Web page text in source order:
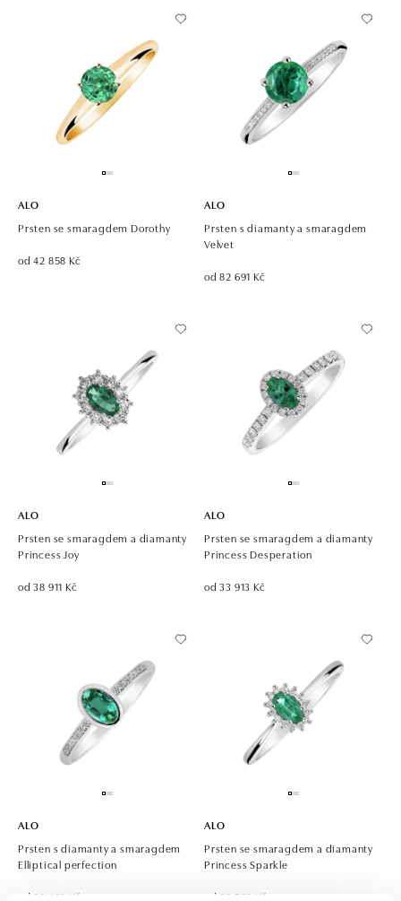
ALO
Prsten se smaragdem Dorothy
od 42 858 Kč
ALO
Prsten s diamanty a smaragdem
Velvet
od 82 691 Kč
ALO
Prsten se smaragdem a diamanty
Princess Joy
od 38 911 Kč
ALO
Prsten se smaragdem a diamanty
Princess Desperation
od 33 913 Kč
ALO
Prsten s diamanty a smaragdem
Elliptical perfection
od 38 490 Kč
ALO
Prsten se smaragdem a diamanty
Princess Sparkle
od 29 588 Kč